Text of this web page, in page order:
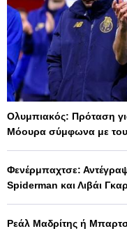
Ολυμπιακός: Πρόταση
Μόουρα σύμφωνα με
Φενέρμπαχτσε:
Spiderman και Λιβάι
Ρεάλ Μαδρίτης ή